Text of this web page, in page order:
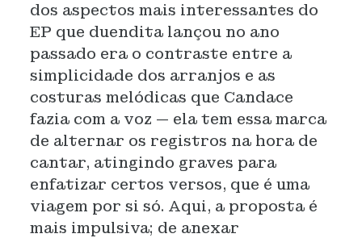
dos aspectos mais interessantes do
EP que duendita lançou no ano
passado era o contraste entre a
simplicidade dos arranjos e as
costuras melódicas que Candace
fazia com a voz — ela tem essa marca
de alternar os registros na hora de
cantar, atingindo graves para
enfatizar certos versos, que é uma
viagem por si só. Aqui, a proposta é
mais impulsiva; de anexar